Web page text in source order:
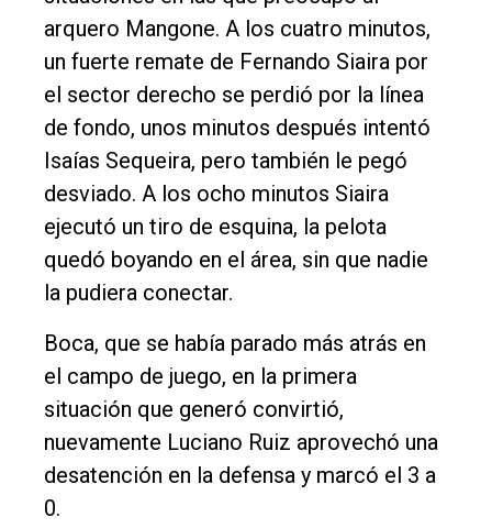
arquero Mangone. A los cuatro minutos,
un fuerte remate de Fernando Siaira por
el sector derecho se perdió por la línea
de fondo, unos minutos después intentó
Isaías Sequeira, pero también le pegó
desviado. A los ocho minutos Siaira
ejecutó un tiro de esquina, la pelota
quedó boyando en el área, sin que nadie
la pudiera conectar.
Boca, que se había parado más atrás en
el campo de juego, en la primera
situación que generó convirtió,
nuevamente Luciano Ruiz aprovechó una
desatención en la defensa y marcó el 3 a
0.